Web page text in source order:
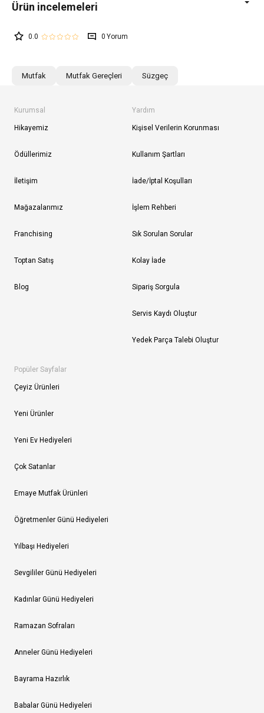
0.0 0
Mutfak Mutfak Gereçleri Süzgeç
Kurumsal
Hikayemiz
Ödüllerimiz
İletişim
Mağazalarımız
Franchising
Toptan Satış
Blog
Yardım
Kişisel Verilerin Korunması
Kullanım Şartları
İade/İptal Koşulları
İşlem Rehberi
Sık Sorulan Sorular
Kolay İade
Sipariş Sorgula
Servis Kaydı Oluştur
Yedek Parça Talebi Oluştur
Popüler Sayfalar
Çeyiz Ürünleri
Yeni Ürünler
Yeni Ev Hediyeleri
Çok Satanlar
Emaye Mutfak Ürünleri
Öğretmenler Günü Hediyeleri
Yılbaşı Hediyeleri
Sevgililer Günü Hediyeleri
Kadınlar Günü Hediyeleri
Ramazan Sofraları
Anneler Günü Hediyeleri
Bayrama Hazırlık
Babalar Günü Hediyeleri